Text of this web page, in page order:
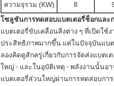
ความจุรวม (KW) 8
โซลูชันการทดสอบแบตเตอรี่ช็อกและ
แบตเตอรี่ขับเคลื่อนสิ่งต่าง ๆ ที่เปิดใช้
ประสิทธิภาพมากขึ้น แต่ในปัจจุบันแบ
ลองคิดดูสักครู่เกี่ยวกับการจัดส่งแบต
ใหญ่ - และในอุบัติเหตุ - พลังงานนั้นอ
แบตเตอรี่ส่วนใหญ่ผ่านการทดสอบกา